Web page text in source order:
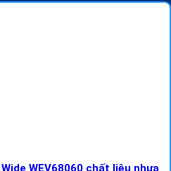
WEV68060 chất liệu nhựa